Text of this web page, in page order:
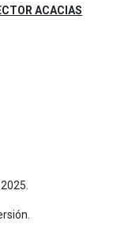
ACACIAS